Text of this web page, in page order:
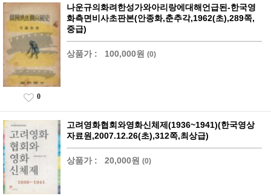
나운규의화려한성가와아리랑에대해언급된-한국영
화측면비사초판본(안종화,춘추각,1962(초),289쪽,
중급)
상품가 : 100,000원 (0)
0
고려영화협회와영화신체제(1936~1941)(한국영상
자료원,2007.12.26(초),312쪽,최상급)
상품가 : 20,000원 (0)